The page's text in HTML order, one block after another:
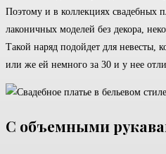
Поэтому и в коллекциях свадебных
лаконичных моделей без декора,
Такой наряд подойдет для невесты,
или же ей немного за 30 и у нее
С объемными